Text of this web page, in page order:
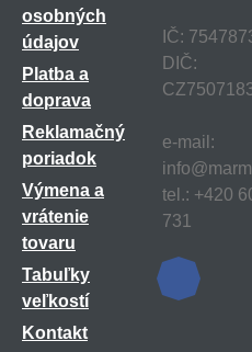
osobných
údajov
Platba a
doprava
Reklamačný
poriadok
Výmena a
vrátenie
tovaru
Tabuľky
veľkostí
Kontakt
IČ:
DIČ:
e-mail:
tel.: +420
731